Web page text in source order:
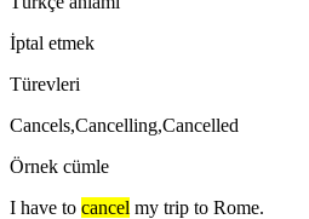
İptal etmek
Türevleri
Cancels,Cancelling,Cancelled
Örnek cümle
I have to cancel my trip to Rome.